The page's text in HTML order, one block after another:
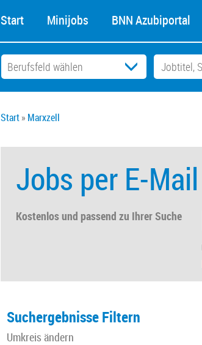
Start Minijobs BNN Azubiportal
Start Marxzell
Jobs per E-Mail
Kostenlos und passend zu Ihrer Suche
Suchergebnisse Filtern
Umkreis ändern